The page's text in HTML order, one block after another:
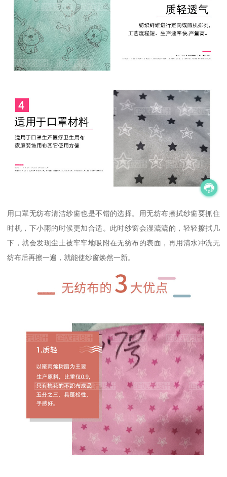
用口罩无纺布清洁纱窗也是不错的选择。用无纺布擦拭纱窗要抓住
时机，下小雨的时候更加合适。此时纱窗会湿漉漉的，轻轻擦拭几
下，就会发现尘土被牢牢地吸附在无纺布的表面，再用清水冲洗无
纺布后再擦一遍，就能使纱窗焕然一新。